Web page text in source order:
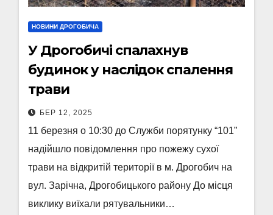
НОВИНИ ДРОГОБИЧА
У Дрогобичі спалахнув
будинок у наслідок спалення
трави
БЕР 12, 2025
11 березня о 10:30 до Служби порятунку “101”
надійшло повідомлення про пожежу сухої
трави на відкритій території в м. Дрогобич на
вул. Зарічна, Дрогобицького району До місця
виклику виїхали рятувальники…